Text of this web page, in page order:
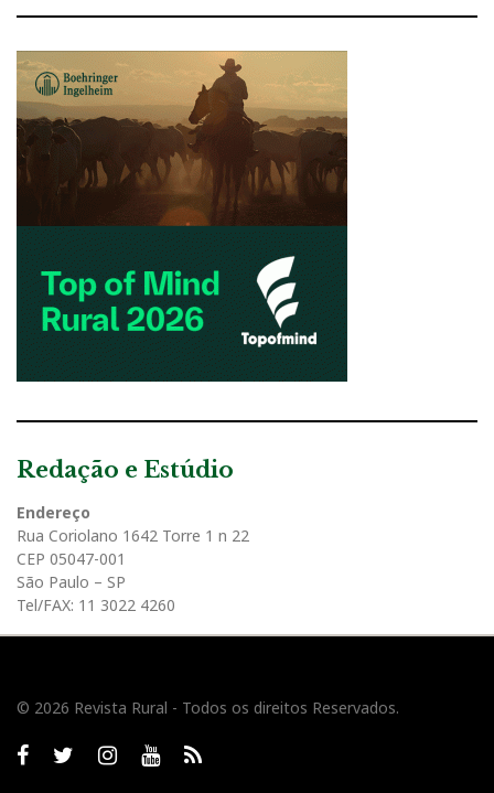
Redação e Estúdio
Endereço
Rua Coriolano 1642 Torre 1 n 22
CEP 05047-001
São Paulo – SP
Tel/FAX: 11 3022 4260
© 2026 Revista Rural - Todos os direitos Reservados.
FacebooktwitterInstagramYoutube
RSS